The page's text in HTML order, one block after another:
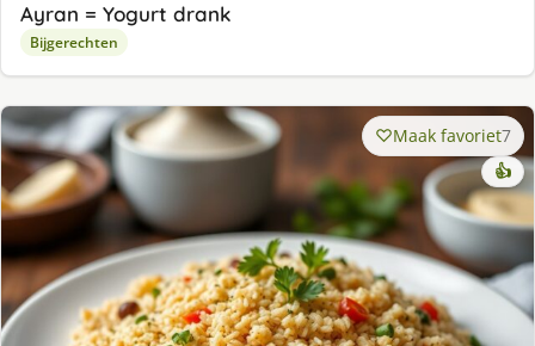
Ayran = Yogurt drank
Bijgerechten
Maak favoriet7
👍